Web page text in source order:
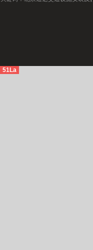
51La